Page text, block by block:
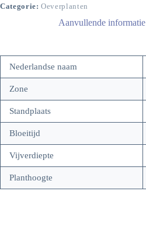
Categorie:Oeverplanten
Aanvullende informatie
Nederlandse naam
Zone
Standplaats
Bloeitijd
Vijverdiepte
Planthoogte